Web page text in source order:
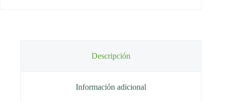
Descripción
Información adicional